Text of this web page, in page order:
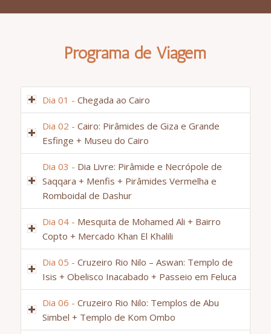
Programa de Viagem
Dia 01 - Chegada ao Cairo
Dia 02 - Cairo: Pirâmides de Giza e Grande
Esfinge + Museu do Cairo
Dia 03 - Dia Livre: Pirâmide e Necrópole de
Saqqara + Menfis + Pirâmides Vermelha e
Romboidal de Dashur
Dia 04 - Mesquita de Mohamed Ali + Bairro
Copto + Mercado Khan El Khalili
Dia 05 - Cruzeiro Rio Nilo – Aswan: Templo de
Isis + Obelisco Inacabado + Passeio em Feluca
Dia 06 - Cruzeiro Rio Nilo: Templos de Abu
Simbel + Templo de Kom Ombo